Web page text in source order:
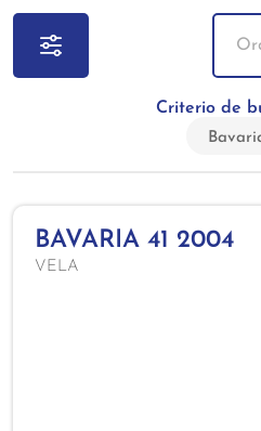
Criterio de
BAVARIA 41 2004
VELA